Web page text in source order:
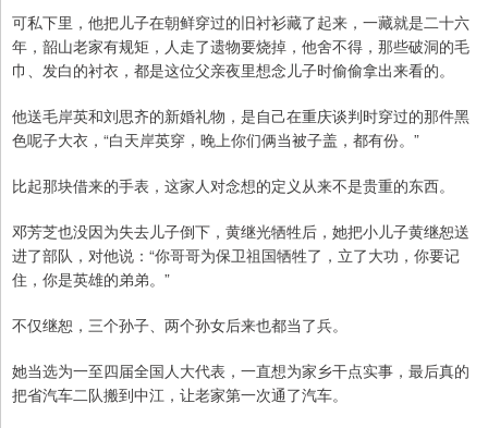
可私下里，他把儿子在朝鲜穿过的旧衬衫藏了起来，一藏就是二十六
年，韶山老家有规矩，人走了遗物要烧掉，他舍不得，那些破洞的毛
巾、发白的衬衣，都是这位父亲夜里想念儿子时偷偷拿出来看的。
他送毛岸英和刘思齐的新婚礼物，是自己在重庆谈判时穿过的那件黑
色呢子大衣，“白天岸英穿，晚上你们俩当被子盖，都有份。”
比起那块借来的手表，这家人对念想的定义从来不是贵重的东西。
邓芳芝也没因为失去儿子倒下，黄继光牺牲后，她把小儿子黄继恕送
进了部队，对他说：“你哥哥为保卫祖国牺牲了，立了大功，你要记
住，你是英雄的弟弟。”
不仅继恕，三个孙子、两个孙女后来也都当了兵。
她当选为一至四届全国人大代表，一直想为家乡干点实事，最后真的
把省汽车二队搬到中江，让老家第一次通了汽车。